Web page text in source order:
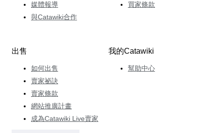
媒體報導
與Catawiki合作
買家條款
出售
如何出售
賣家祕訣
賣家條款
網站推廣計畫
成為Catawiki Live賣家
我的Catawiki
幫助中心